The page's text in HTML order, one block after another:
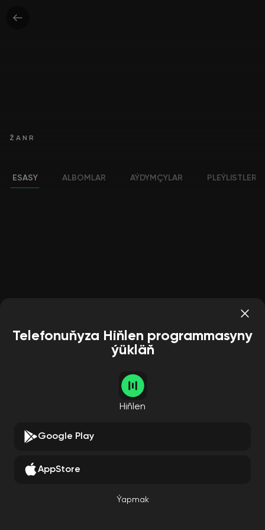
ŽANR
ESASY ALBOMLAR AÝDYMÇYLAR PLEÝLISTLER
Telefonuňyza Hiňlen programmasyny
ýükläň
Hiňlen
Google Play
AppStore
Ýapmak